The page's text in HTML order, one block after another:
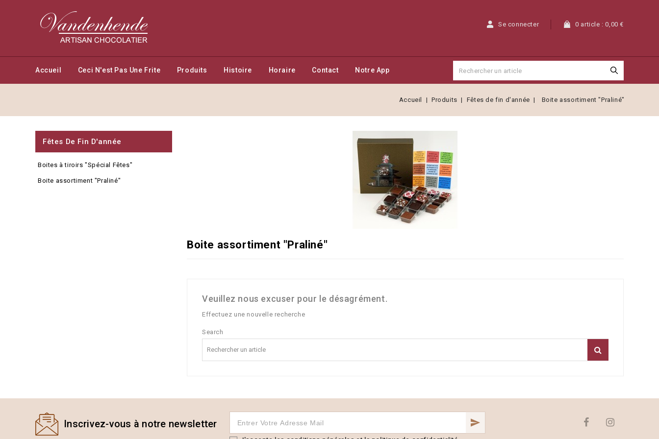
0 article :0,00 €
Se connecter
Accueil Ceci N'est Pas Une Frite Produits Histoire Horaire Contact Notre App
Accueil Produits Fêtes de fin d'année Boite assortiment "Praliné"
Fêtes De Fin D'année
Boites à tiroirs "Spécial Fêtes"
Boite assortiment "Praliné"
Boite assortiment "Praliné"
Veuillez nous excuser pour le désagrément.
Effectuez une nouvelle recherche
Search
Inscrivez-vous à notre newsletter